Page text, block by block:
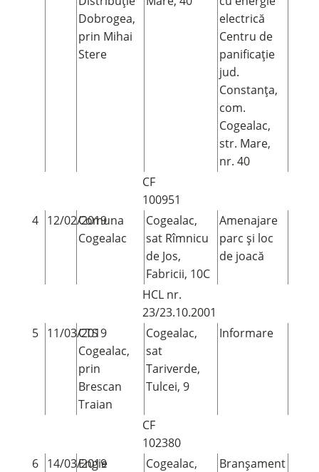
Dobrogea,
prin Mihai
Stere
electrică
Centru de
panificație
jud.
Constanța,
com.
Cogealac,
str. Mare,
nr. 40
CF
100951
4 12/02/2019
Comuna
Cogealac
Cogealac,
sat Rîmnicu
de Jos,
Fabricii, 10C
Amenajare
parc și loc
de joacă
HCL nr.
23/23.10.2001
5 11/03/2019
CTS
Cogealac,
prin
Brescan
Traian
Cogealac,
sat
Tariverde,
Tulcei, 9
Informare
CF
102380
6 14/03/2019
Engie
Cogealac,
Branșament